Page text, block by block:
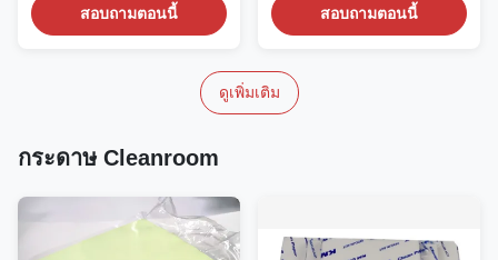
สอบถามตอนนี้ สอบถามตอนนี้
ดูเพิ่มเติม
กระดาษ Cleanroom